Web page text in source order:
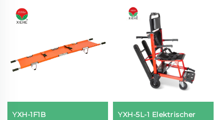
YXH-1F1B
YXH-5L-1 Elektrischer